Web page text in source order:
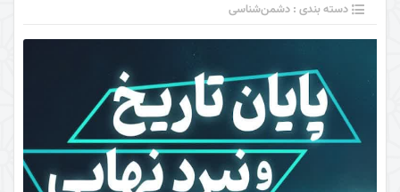
دسته بندی : دشمن‌شناسی